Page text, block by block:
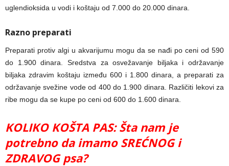
uglendioksida u vodi i koštaju od 7.000 do 20.000 dinara.
Razno preparati
Preparati protiv algi u akvarijumu mogu da se nađi po ceni od 590
do 1.900 dinara. Sredstva za osvežavanje biljaka i održavanje
biljaka zdravim koštaju između 600 i 1.800 dinara, a preparati za
održavanje svežine vode od 400 do 1.900 dinara. Različiti lekovi za
ribe mogu da se kupe po ceni od 600 do 1.600 dinara.
KOLIKO KOŠTA PAS: Šta nam je
potrebno da imamo SREĆNOG i
ZDRAVOG psa?